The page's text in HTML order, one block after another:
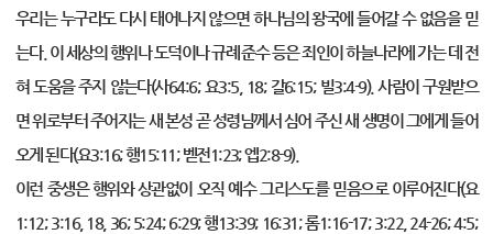
우리는 누구라도 다시 태어나지 않으면 하나님의 왕국에 들어갈 수 없음을 믿
는다. 이 세상의 행위나 도덕이나 규례 준수 등은 죄인이 하늘나라에 가는 데 전
혀 도움을 주지 않는다(사64:6; 요3:5, 18; 갈6:15; 빌3:4-9). 사람이 구원받으
면 위로부터 주어지는 새 본성 곧 성령님께서 심어 주신 새 생명이 그에게 들어
오게 된다(요3:16; 행15:11; 벧전1:23; 엡2:8-9).
이런 중생은 행위와 상관없이 오직 예수 그리스도를 믿음으로 이루어진다(요
1:12; 3:16, 18, 36; 5:24; 6:29; 행13:39; 16:31; 롬1:16-17; 3:22, 24-26; 4:5;